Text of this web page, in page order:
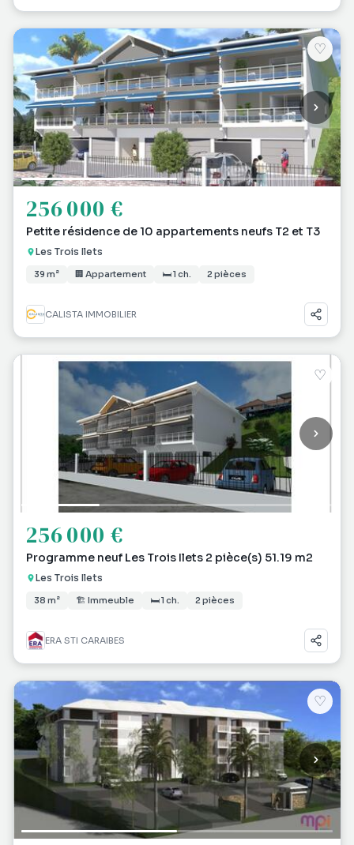
♡
256 000 €
Petite résidence de 10 appartements neufs T2 et T3
Les Trois Ilets
39 m² 🏢 Appartement 🛏 1 ch. 2 pièces
CALISTA IMMOBILIER
♡
256 000 €
Programme neuf Les Trois Ilets 2 pièce(s) 51.19 m2
Les Trois Ilets
38 m² 🏗 Immeuble 🛏 1 ch. 2 pièces
ERA STI CARAIBES
♡